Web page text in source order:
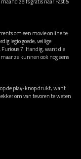
om een movie online te
legio goede, veilige
7. Handig, want die
ze kunnen ook nog eens
op de play-knop drukt, want
om van tevoren te weten